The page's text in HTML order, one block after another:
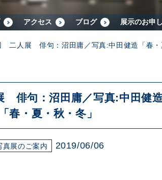
アクセス ブログ 展示のお申
二人展 俳句：沼田庸／写真:中田健造「春・
俳句：沼田庸／写真:中田健
「春・夏・秋・冬」
真展のご案内 2019/06/06
み